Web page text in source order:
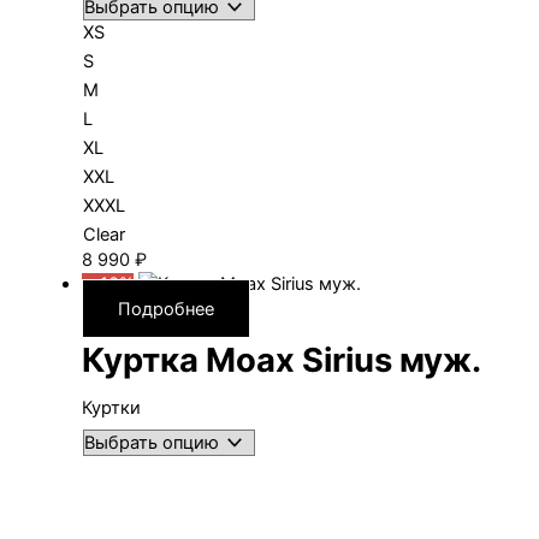
XS
S
M
L
XL
XXL
XXXL
Clear
8 990 ₽
—10%
Подробнее
Куртка Moax Sirius муж.
Куртки